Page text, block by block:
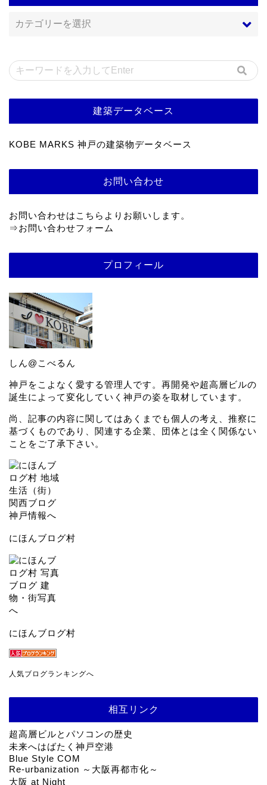
建築データベース
KOBE MARKS 神戸の建築物データベース
お問い合わせ
お問い合わせはこちらよりお願いします。
⇒お問い合わせフォーム
プロフィール
しん@こべるん
神戸をこよなく愛する管理人です。再開発や超高層ビルの
誕生によって変化していく神戸の姿を取材しています。
尚、記事の内容に関してはあくまでも個人の考え、推察に
基づくものであり、関連する企業、団体とは全く関係ない
ことをご了承下さい。
にほんブログ村
にほんブログ村
人気ブログランキングへ
相互リンク
超高層ビルとパソコンの歴史
未来へはばたく神戸空港
Blue Style COM
Re-urbanization ～大阪再都市化～
大阪 at Night